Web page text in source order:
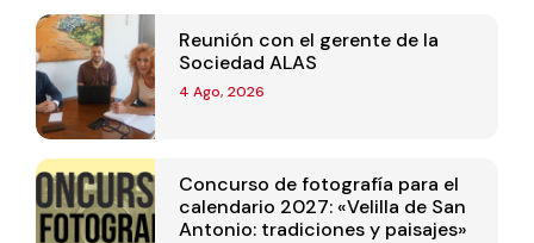
Reunión con el gerente de la
Sociedad ALAS
4 Ago, 2026
Concurso de fotografía para el
calendario 2027: «Velilla de San
Antonio: tradiciones y paisajes»